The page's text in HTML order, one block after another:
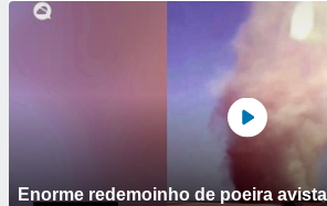
Enorme redemoinho de poeira